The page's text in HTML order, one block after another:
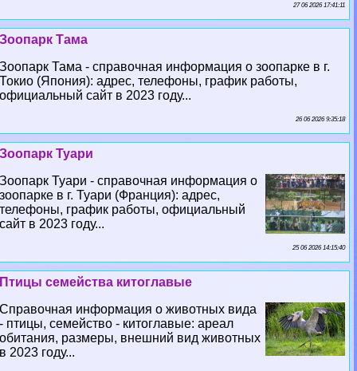
27 06 2026 17:41:11
Зоопарк Тама
Зоопарк Тама - справочная информация о зоопарке в г.
Токио (Япония): адрес, телефоны, график работы,
официальный сайт в 2023 году...
26 06 2026 9:35:18
Зоопарк Туари
Зоопарк Туари - справочная информация о
зоопарке в г. Туари (Франция): адрес,
телефоны, график работы, официальный
сайт в 2023 году...
25 06 2026 14:15:40
Птицы семейства китоглавые
Справочная информация о животных вида
- птицы, семейство - китоглавые: ареал
обитания, размеры, внешний вид животных
в 2023 году...